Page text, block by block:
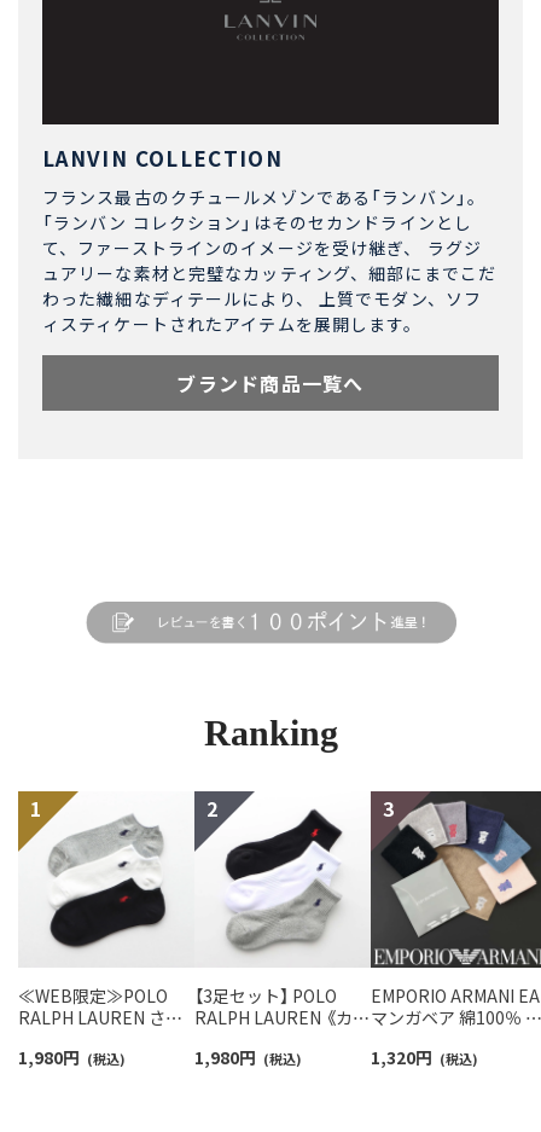
LANVIN COLLECTION
フランス最古のクチュールメゾンである「ランバン」。
「ランバン コレクション」はそのセカンドラインとし
て、ファーストラインのイメージを受け継ぎ、 ラグジ
ュアリーな素材と完璧なカッティング、細部にまでこだ
わった繊細なディテールにより、 上質でモダン、ソフ
ィスティケートされたアイテムを展開します。
ブランド商品一覧へ
Ranking
≪WEB限定≫POLO
RALPH LAUREN さら
スニーカー丈ソックス
1,980円 (税込)
【3足セット】 POLO
RALPH LAUREN 《カラ
ンポイントソックス シ
1,980円 (税込)
EMPORIO ARMANI EA
マンガベア 綿100％ ミ
最短翌日発送】
1,320円 (税込)